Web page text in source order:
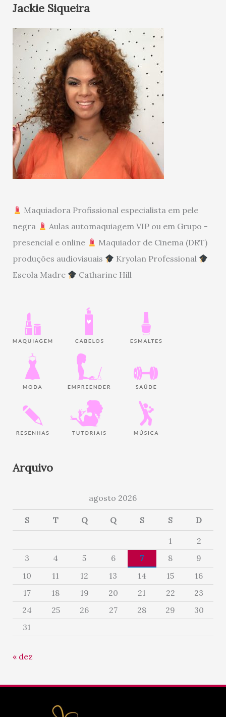
Jackie Siqueira
Maquiadora Profissional especialista em pele
negra
Aulas automaquiagem VIP ou em Grupo -
presencial e online
Maquiador de Cinema (DRT)
produções audiovisuais
Kryolan Professional
Escola Madre
Catharine Hill
Arquivo
agosto 2026
S T Q Q S S D
1
2
3
4 5 6 7 8
9
10
11 12 13 14 15
16
17
18 19 20 21 22
23
24
25 26 27 28 29
30
31
« dez